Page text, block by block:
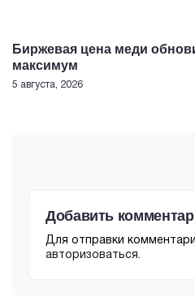
Биржевая цена меди
максимум
5 августа, 2026
Добавить
Для отправки
авторизоваться.